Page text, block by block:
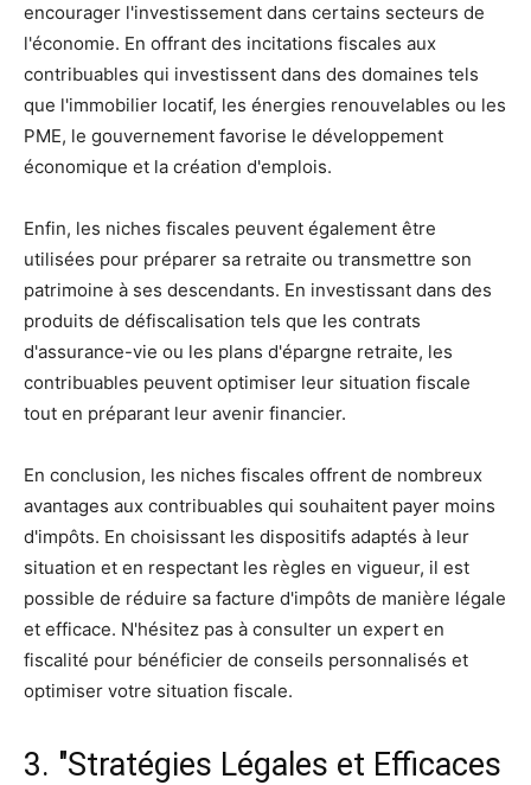
encourager l'investissement dans certains secteurs de
l'économie. En offrant des incitations fiscales aux
contribuables qui investissent dans des domaines tels
que l'immobilier locatif, les énergies renouvelables ou les
PME, le gouvernement favorise le développement
économique et la création d'emplois.
Enfin, les niches fiscales peuvent également être
utilisées pour préparer sa retraite ou transmettre son
patrimoine à ses descendants. En investissant dans des
produits de défiscalisation tels que les contrats
d'assurance-vie ou les plans d'épargne retraite, les
contribuables peuvent optimiser leur situation fiscale
tout en préparant leur avenir financier.
En conclusion, les niches fiscales offrent de nombreux
avantages aux contribuables qui souhaitent payer moins
d'impôts. En choisissant les dispositifs adaptés à leur
situation et en respectant les règles en vigueur, il est
possible de réduire sa facture d'impôts de manière légale
et efficace. N'hésitez pas à consulter un expert en
fiscalité pour bénéficier de conseils personnalisés et
optimiser votre situation fiscale.
3. "Stratégies Légales et Efficaces